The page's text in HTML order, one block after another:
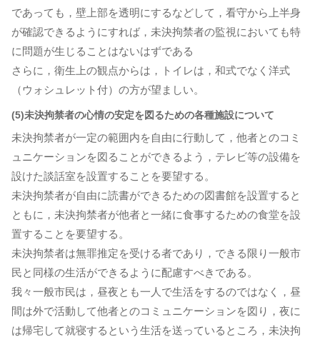
であっても，壁上部を透明にするなどして，看守から上半身
が確認できるようにすれば，未決拘禁者の監視においても特
に問題が生じることはないはずである
さらに，衛生上の観点からは，トイレは，和式でなく洋式
（ウォシュレット付）の方が望ましい。
(5)未決拘禁者の心情の安定を図るための各種施設について
未決拘禁者が一定の範囲内を自由に行動して，他者とのコミ
ュニケーションを図ることができるよう，テレビ等の設備を
設けた談話室を設置することを要望する。
未決拘禁者が自由に読書ができるための図書館を設置すると
ともに，未決拘禁者が他者と一緒に食事するための食堂を設
置することを要望する。
未決拘禁者は無罪推定を受ける者であり，できる限り一般市
民と同様の生活ができるように配慮すべきである。
我々一般市民は，昼夜とも一人で生活をするのではなく，昼
間は外で活動して他者とのコミュニケーションを図り，夜に
は帰宅して就寝するという生活を送っているところ，未決拘